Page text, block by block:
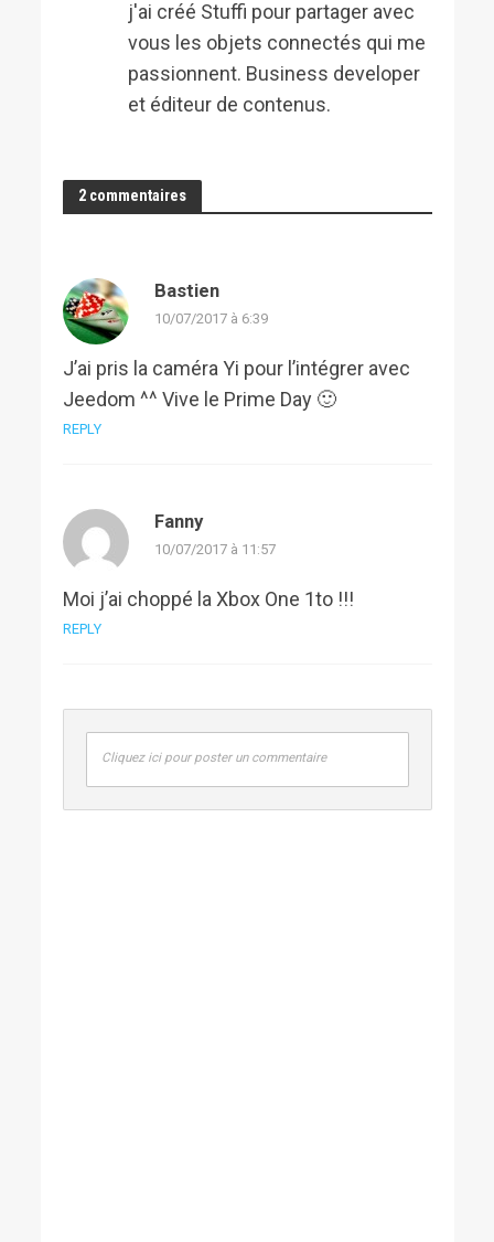
j'ai créé Stuffi pour partager avec
vous les objets connectés qui me
passionnent. Business developer
et éditeur de contenus.
2 commentaires
Bastien
10/07/2017 à 6:39
J’ai pris la caméra Yi pour l’intégrer avec
Jeedom ^^ Vive le Prime Day 🙂
REPLY
Fanny
10/07/2017 à 11:57
Moi j’ai choppé la Xbox One 1to !!!
REPLY
Cliquez ici pour poster un commentaire